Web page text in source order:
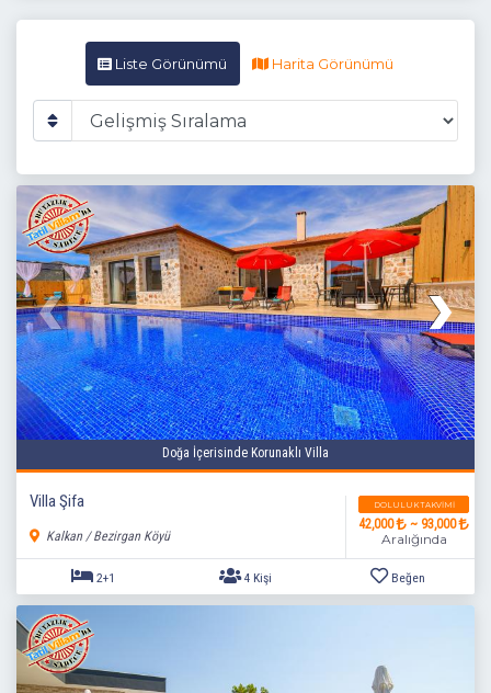
Liste Görünümü Harita Görünümü
Doğa İçerisinde Korunaklı Villa
Villa Şifa
Kalkan / Bezirgan Köyü
DOLULUK TAKVIMI
42,000 ~ 93,000
Aralığında